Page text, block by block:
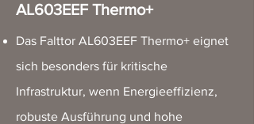
AL603EEF Thermo+
Das Falttor AL603EEF Thermo+ eignet
sich besonders für kritische
Infrastruktur, wenn Energieeffizienz,
robuste Ausführung und hohe